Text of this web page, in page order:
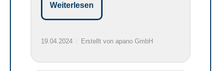
Weiterlesen
19.04.2024 Erstellt von apano GmbH